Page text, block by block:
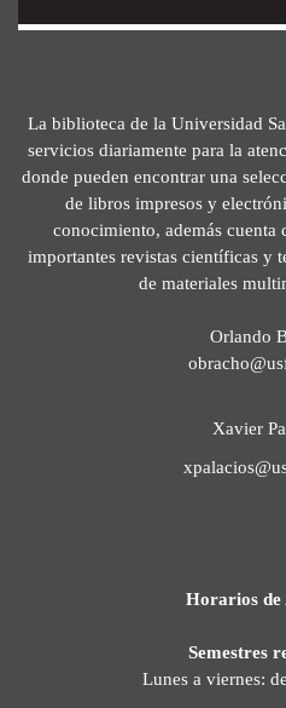
La biblioteca de la Universidad
servicios diariamente para la
donde pueden encontrar una
de libros impresos y
conocimiento, además cuenta
importantes revistas científicas y
de materiales
Orlando
Xavier
Horarios de
Semestres
Lunes a viernes: